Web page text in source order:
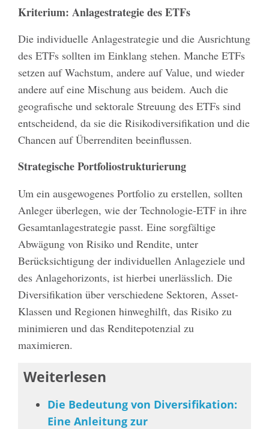
Kriterium: Anlagestrategie des ETFs
Die individuelle Anlagestrategie und die Ausrichtung
des ETFs sollten im Einklang stehen. Manche ETFs
setzen auf Wachstum, andere auf Value, und wieder
andere auf eine Mischung aus beidem. Auch die
geografische und sektorale Streuung des ETFs sind
entscheidend, da sie die Risikodiversifikation und die
Chancen auf Überrenditen beeinflussen.
Strategische Portfoliostrukturierung
Um ein ausgewogenes Portfolio zu erstellen, sollten
Anleger überlegen, wie der Technologie-ETF in ihre
Gesamtanlagestrategie passt. Eine sorgfältige
Abwägung von Risiko und Rendite, unter
Berücksichtigung der individuellen Anlageziele und
des Anlagehorizonts, ist hierbei unerlässlich. Die
Diversifikation über verschiedene Sektoren, Asset-
Klassen und Regionen hinweghilft, das Risiko zu
minimieren und das Renditepotenzial zu
maximieren.
Weiterlesen
Die Bedeutung von Diversifikation:
Eine Anleitung zur